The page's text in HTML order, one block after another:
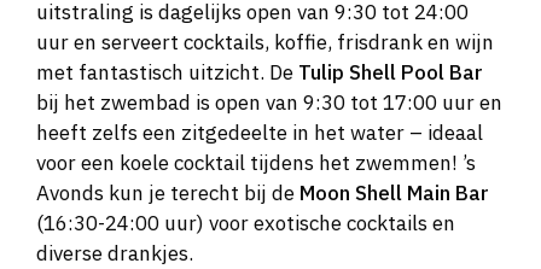
uitstraling is dagelijks open van 9:30 tot 24:00
uur en serveert cocktails, koffie, frisdrank en wijn
met fantastisch uitzicht. De Tulip Shell Pool Bar
bij het zwembad is open van 9:30 tot 17:00 uur en
heeft zelfs een zitgedeelte in het water – ideaal
voor een koele cocktail tijdens het zwemmen! ’s
Avonds kun je terecht bij de Moon Shell Main Bar
(16:30-24:00 uur) voor exotische cocktails en
diverse drankjes.